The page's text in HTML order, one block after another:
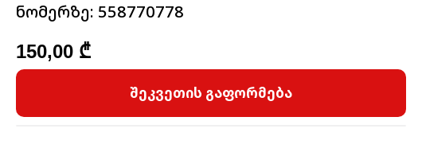
ნომერზე: 558770778
150,00 ₾
შეკვეთის გაფორმება